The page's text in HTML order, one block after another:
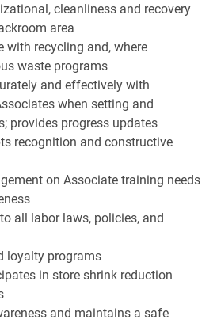
cleanliness and recovery
area
with recycling and, where
waste programs
and effectively with
when setting and
provides progress updates
recognition and constructive
on Associate training needs
all labor laws, policies, and
loyalty programs
in store shrink reduction
and maintains a safe